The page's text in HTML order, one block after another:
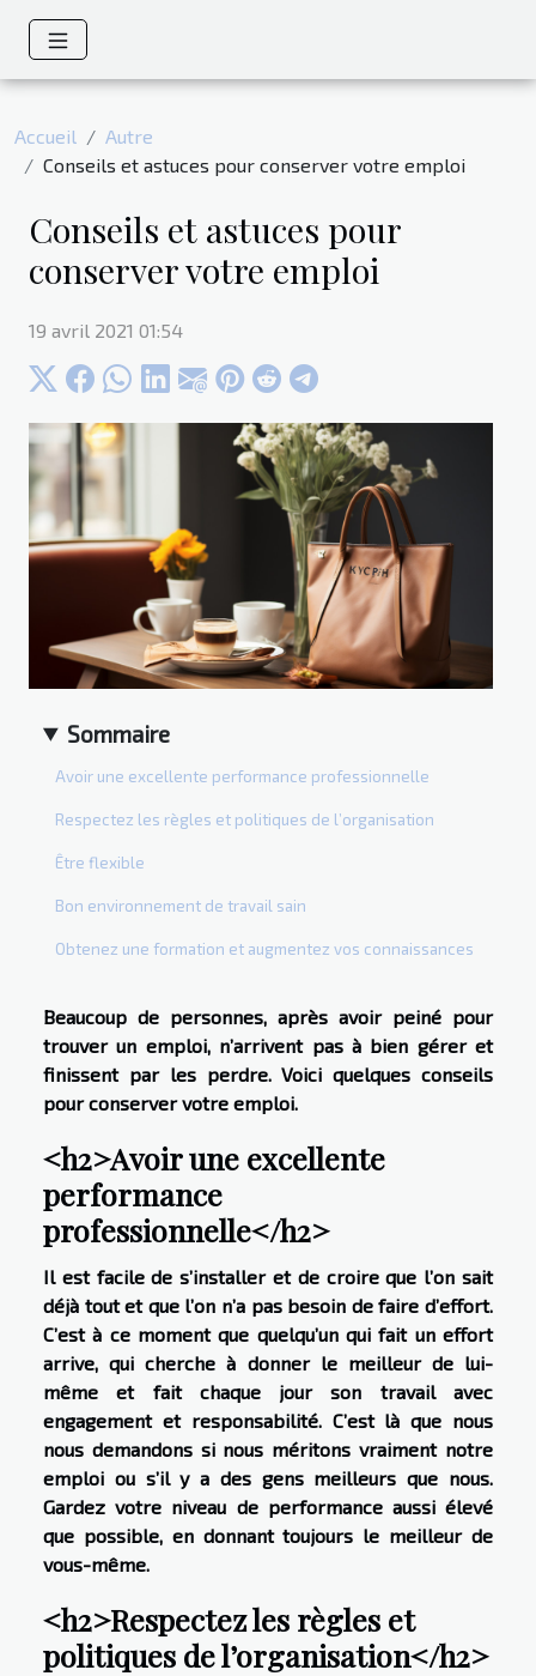
Accueil
Autre
Conseils et astuces pour conserver votre emploi
Conseils et astuces pour
conserver votre emploi
19 avril 2021 01:54
Sommaire
Avoir une excellente performance professionnelle
Respectez les règles et politiques de l’organisation
Être flexible
Bon environnement de travail sain
Obtenez une formation et augmentez vos connaissances
Beaucoup de personnes, après avoir peiné pour
trouver un emploi, n’arrivent pas à bien gérer et
finissent par les perdre. Voici quelques conseils
pour conserver votre emploi.
<h2>Avoir une excellente
performance
professionnelle</h2>
Il est facile de s’installer et de croire que l’on sait
déjà tout et que l’on n’a pas besoin de faire d’effort.
C’est à ce moment que quelqu’un qui fait un effort
arrive, qui cherche à donner le meilleur de lui-
même et fait chaque jour son travail avec
engagement et responsabilité. C’est là que nous
nous demandons si nous méritons vraiment notre
emploi ou s’il y a des gens meilleurs que nous.
Gardez votre niveau de performance aussi élevé
que possible, en donnant toujours le meilleur de
vous-même.
<h2>Respectez les règles et
politiques de l’organisation</h2>